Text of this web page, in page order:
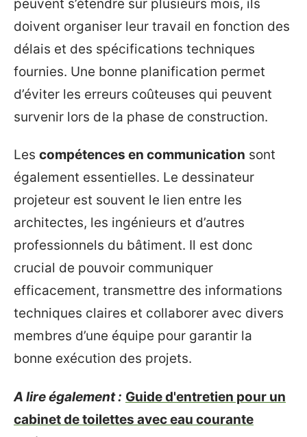
peuvent s’étendre sur plusieurs mois, ils
doivent organiser leur travail en fonction des
délais et des spécifications techniques
fournies. Une bonne planification permet
d’éviter les erreurs coûteuses qui peuvent
survenir lors de la phase de construction.
Les compétences en communication sont
également essentielles. Le dessinateur
projeteur est souvent le lien entre les
architectes, les ingénieurs et d’autres
professionnels du bâtiment. Il est donc
crucial de pouvoir communiquer
efficacement, transmettre des informations
techniques claires et collaborer avec divers
membres d’une équipe pour garantir la
bonne exécution des projets.
A lire également : Guide d'entretien pour un
cabinet de toilettes avec eau courante